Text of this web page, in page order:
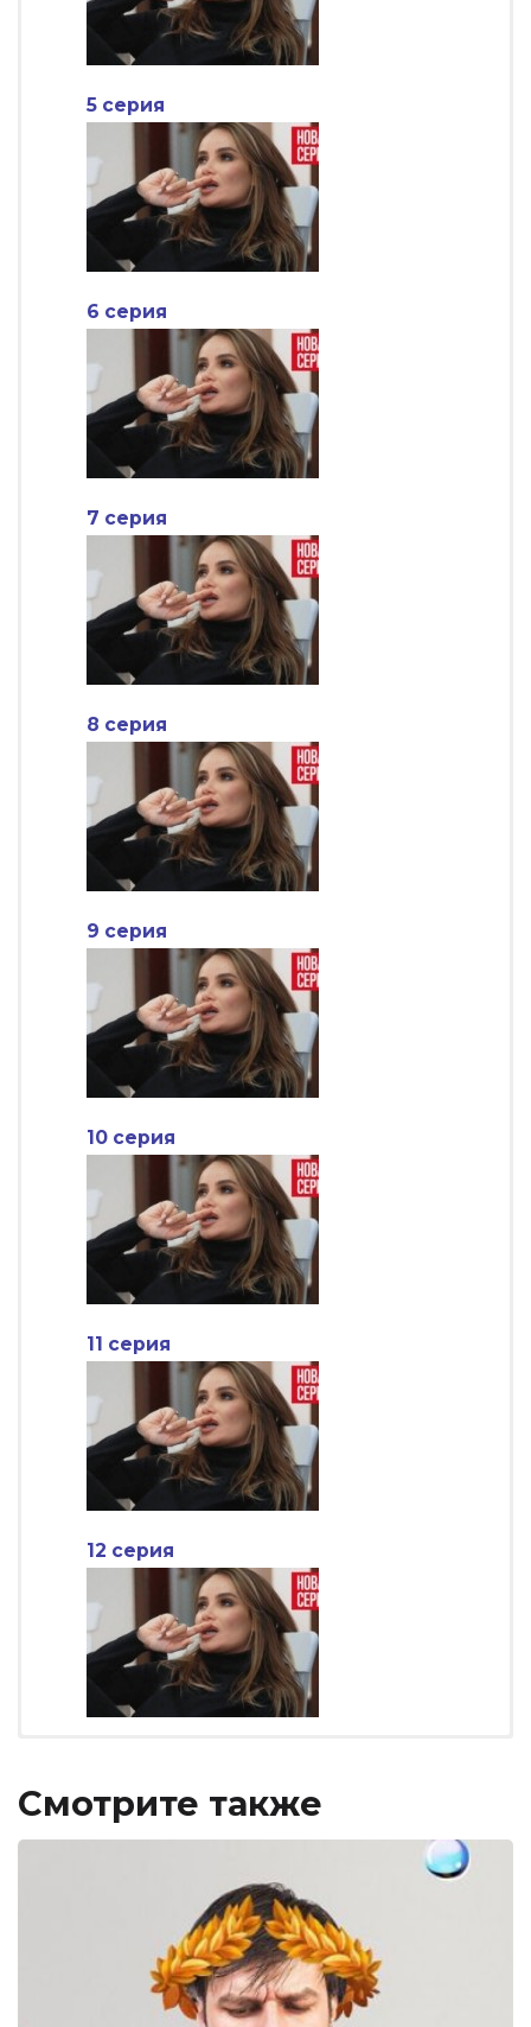
5 серия
6 серия
7 серия
8 серия
9 серия
10 серия
11 серия
12 серия
Смотрите также